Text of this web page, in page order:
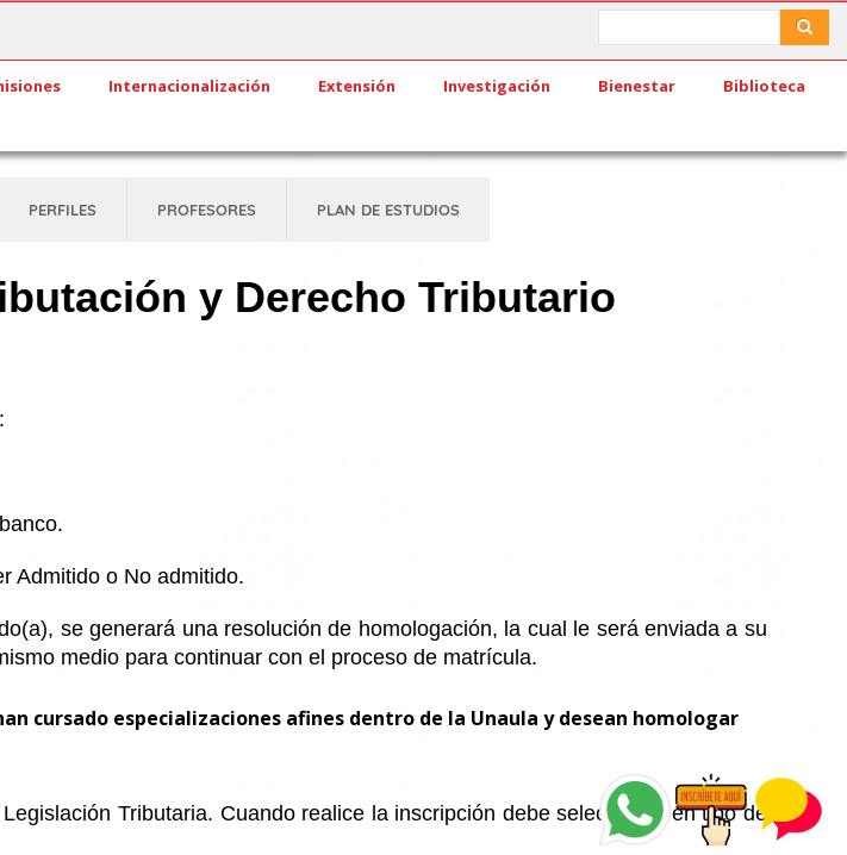
Internacionalización Extensión Investigación Bienestar Biblioteca
PERFILES PROFESORES PLAN DE ESTUDIOS
y Derecho Tributario
Admitido o No admitido.
se generará una resolución de homologación, la cual le será enviada a su
medio para continuar con el proceso de matrícula.
cursado especializaciones afines dentro de la Unaula y desean homologar
Tributaria. Cuando realice la inscripción debe seleccionar en tipo de